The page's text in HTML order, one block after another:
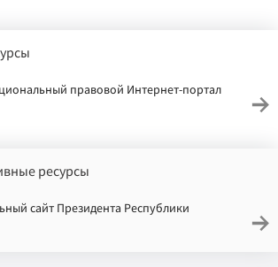
правовой Интернет-портал
ресурсы
сайт Президента Республики